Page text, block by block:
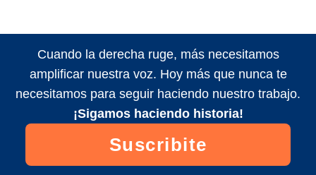
Cuando la derecha ruge, más necesitamos
amplificar nuestra voz. Hoy más que nunca te
necesitamos para seguir haciendo nuestro trabajo.
¡Sigamos haciendo historia!
Suscribite